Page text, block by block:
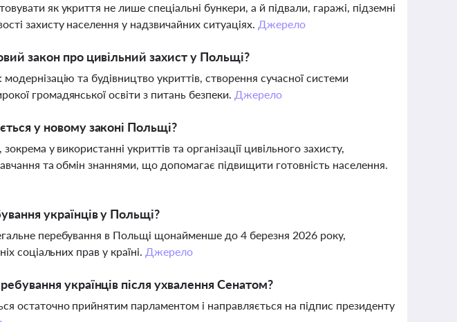
як укриття не лише спеціальні бункери, а й підвали, гаражі, підземні
захисту населення у надзвичайних ситуаціях. Джерело
закон про цивільний захист у Польщі?
та будівництво укриттів, створення сучасної системи
громадянської освіти з питань безпеки. Джерело
у новому законі Польщі?
у використанні укриттів та організації цивільного захисту,
та обмін знаннями, що допомагає підвищити готовність населення.
українців у Польщі?
перебування в Польщі щонайменше до 4 березня 2026 року,
соціальних прав у країні. Джерело
українців після ухвалення Сенатом?
остаточно прийнятим парламентом і направляється на підпис президенту